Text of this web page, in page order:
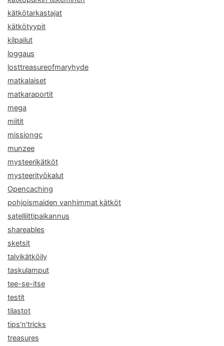
kätkötarkastajat
kätkötyypit
kilpailut
loggaus
losttreasureofmaryhyde
matkalaiset
matkaraportit
mega
miitit
missiongc
munzee
mysteerikätköt
mysteerityökalut
Opencaching
pohjoismaiden vanhimmat kätköt
satelliittipaikannus
shareables
sketsit
talvikätköily
taskulamput
tee-se-itse
testit
tilastot
tips'n'tricks
treasures